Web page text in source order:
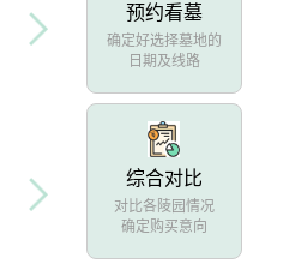
预约看墓
确定好选择墓地的
日期及线路
综合对比
对比各陵园情况
确定购买意向